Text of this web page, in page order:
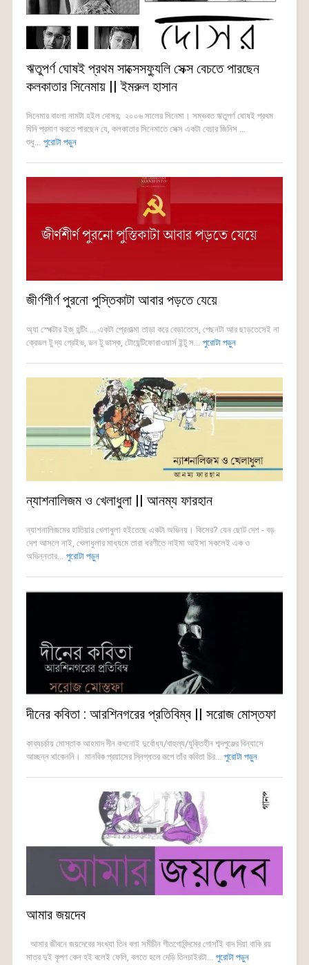
ঋতুপর্ণ ঘোষই প্রথম সাক্সেসফ্যুলি সেক্স বেচতে পারছেন
কলকাতার সিনেমায় || ইমরুল হাসান
সিনেমার বাংলা নামটা হইল দোসর; ২০০৬ সালের সিনেমা। সম্ভবত ঋতুপর্ণ ঘোষই প্রথম
যিনি প্রমাণ করতে পারছেন যে, কলকাতার সিনেমাতে সেক্স একটা বেচার জিনিস …
শুধু... পুরোটা পড়ুন
জীর্ণশীর্ণ পুরনো পুস্তিকাটা আবার পড়তে যেয়ে
অ্যা স্পেক্টার ইজ্ হন্টিং ... একটা প্রেতাত্মা তাড়া করে বেড়াতেসে, পেছনটা আর ছাড়তেসেই না
ক্রেডল টু দ্য গ্রেইভ, ডন টু ডাস্ক, টোয়েন্টিফোরাওয়ার্স ইন্টু স... পুরোটা পড়ুন
ন্যাশনালিজম ও খেলাধুলা || আনম্য ফারহান
ন্যাশনালিজমের হাতিয়ার খেলাধুলা হইতেছে একটা অভিনয়। কিসের? যেন ছোট দেশ - বড়
দেশ আসলে নাই, খেলাধুলার মাধ্যমে তারা ধরণীতে নাইমা আইসা সকলেই এক ও
অভিন্নতার... পুরোটা পড়ুন
দীনের কবিতা : আরশিনগরের প্রতিবিম্ব || সরোজ মোস্তফা
কাব্যচর্চায় মোস্তাক আহমাদ দীন কখনোই দুর্বোধ্য/বাহুল্য/যুক্তিহীন শব্দপুঞ্জের বিন্যাসে
আচ্ছন্ন থাকেননি। মানবিক প্রয়াসের স্নিগ্ধতর রূপে তাঁর কবিতা চির... পুরোটা পড়ুন
আমার জয়দেব
আমার জীবনে জয়দেবের সংখ্যা তিন বলা সমীচীন গীতগোবিন্দমের গোসাঁই বাদ দিয়া বাকি রয়
মাত্র দুই কৃপণ কেন হই বলেই ফেলি, বলতে হলে দেড়ি তিনচাইরটা... পুরোটা পড়ুন